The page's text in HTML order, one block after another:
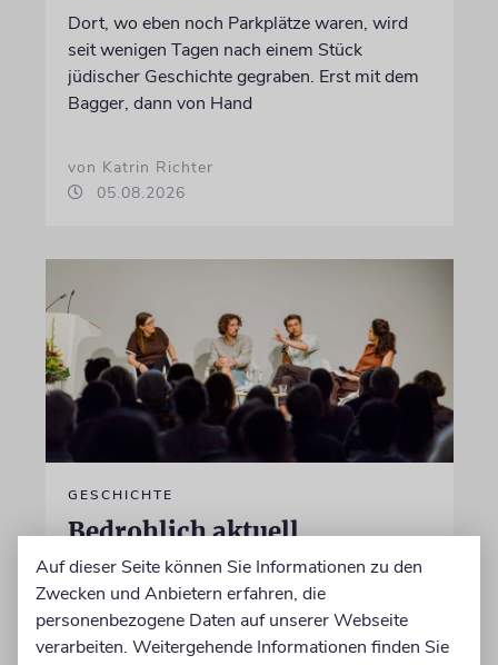
Dort, wo eben noch Parkplätze waren, wird
seit wenigen Tagen nach einem Stück
jüdischer Geschichte gegraben. Erst mit dem
Bagger, dann von Hand
von Katrin Richter
05.08.2026
GESCHICHTE
Bedrohlich aktuell
Ein Forschungsprojekt von NS-Dokuzentrum
und Lenbachhaus untersucht, wie völkische
Gedanken vor dem Ersten Weltkrieg wirkten
Auf dieser Seite können Sie Informationen zu den
Zwecken und Anbietern erfahren, die
personenbezogene Daten auf unserer Webseite
verarbeiten. Weitergehende Informationen finden Sie